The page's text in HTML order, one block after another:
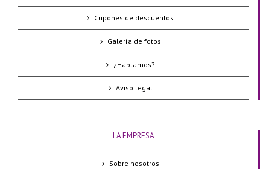
Cupones de descuentos
Galería de fotos
¿Hablamos?
Aviso legal
LA EMPRESA
Sobre nosotros